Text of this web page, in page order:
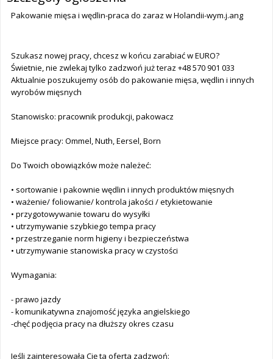
Pakowanie mięsa i wędlin-praca do zaraz w Holandii-wym.j.ang
Szukasz nowej pracy, chcesz w końcu zarabiać w EURO?
Świetnie, nie zwlekaj tylko zadzwoń już teraz +48 570 901 033
Aktualnie poszukujemy osób do pakowanie mięsa, wędlin i innych
wyrobów mięsnych
Stanowisko: pracownik produkcji, pakowacz
Miejsce pracy: Ommel, Nuth, Eersel, Born
Do Twoich obowiązków może należeć:
• sortowanie i pakownie wędlin i innych produktów mięsnych
• ważenie/ foliowanie/ kontrola jakości / etykietowanie
• przygotowywanie towaru do wysyłki
• utrzymywanie szybkiego tempa pracy
• przestrzeganie norm higieny i bezpieczeństwa
• utrzymywanie stanowiska pracy w czystości
Wymagania:
- prawo jazdy
- komunikatywna znajomość języka angielskiego
-chęć podjęcia pracy na dłuższy okres czasu
Jeśli zainteresowała Cię ta oferta zadzwoń: